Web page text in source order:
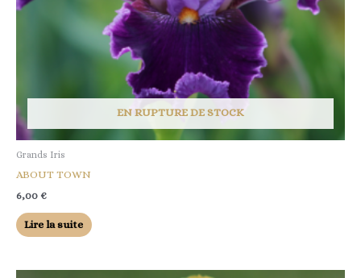
EN RUPTURE DE STOCK
Grands Iris
ABOUT TOWN
6,00 €
Lire la suite